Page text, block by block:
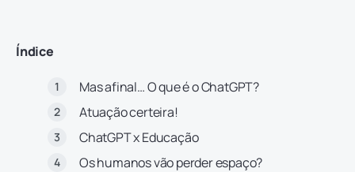
Índice
Mas afinal… O que é o ChatGPT?
Atuação certeira!
ChatGPT x Educação
Os humanos vão perder espaço?